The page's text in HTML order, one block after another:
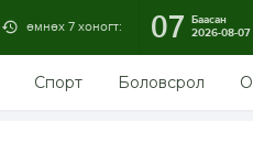
өмнөх 7 хоногт: 07 Баасан
2026-08-07
Спорт Боловсрол